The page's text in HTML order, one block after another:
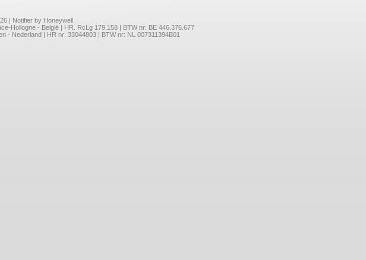
| Notifier by Honeywell
Hollogne - België | HR. RcLg 179.158 | BTW nr: BE 446.376.677
- Nederland | HR nr: 33044803 | BTW nr: NL 007311394B01